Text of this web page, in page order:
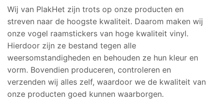
Wij van PlakHet zijn trots op onze producten en
streven naar de hoogste kwaliteit. Daarom maken wij
onze vogel raamstickers van hoge kwaliteit vinyl.
Hierdoor zijn ze bestand tegen alle
weersomstandigheden en behouden ze hun kleur en
vorm. Bovendien produceren, controleren en
verzenden wij alles zelf, waardoor we de kwaliteit van
onze producten goed kunnen waarborgen.